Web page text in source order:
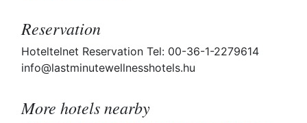
Reservation
Hoteltelnet Reservation Tel: 00-36-1-2279614
info@lastminutewellnesshotels.hu
More hotels nearby